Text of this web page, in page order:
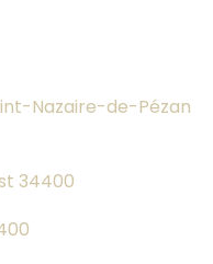
de-Pézan
34400